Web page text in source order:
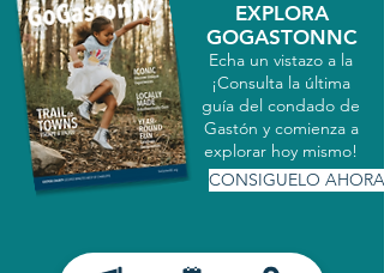
EXPLORA
GOGASTONNC
Echa un vistazo a la
¡Consulta la última
guía del condado de
Gastón y comienza a
explorar hoy mismo!
CONSIGUELO AHORA